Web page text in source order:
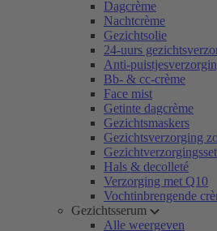
Dagcrème
Nachtcrème
Gezichtsolie
24-uurs
Anti-
Bb- & cc-crème
Face mist
Getinte dagcrème
Gezichtsmaskers
Gezichtsverzorging
Hals & decolleté
Verzorging met Q10
Vochtinbrengende
Gezichtsserum
Alle weergeven